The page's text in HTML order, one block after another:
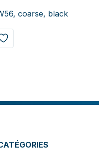
coarse, black